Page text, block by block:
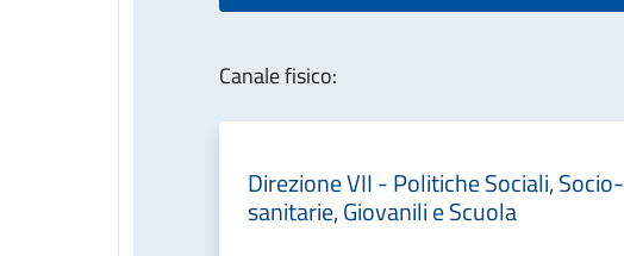
Canale fisico:
Direzione VII - Politiche Sociali, Socio-
sanitarie, Giovanili e Scuola